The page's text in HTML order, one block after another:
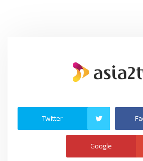
Twitter
Google